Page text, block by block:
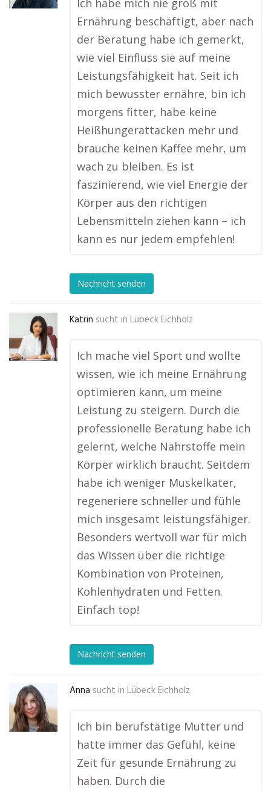
Ich habe mich nie groß mit
Ernährung beschäftigt, aber nach
der Beratung habe ich gemerkt,
wie viel Einfluss sie auf meine
Leistungsfähigkeit hat. Seit ich
mich bewusster ernähre, bin ich
morgens fitter, habe keine
Heißhungerattacken mehr und
brauche keinen Kaffee mehr, um
wach zu bleiben. Es ist
faszinierend, wie viel Energie der
Körper aus den richtigen
Lebensmitteln ziehen kann – ich
kann es nur jedem empfehlen!
Nachricht senden
Katrin sucht in Lübeck Eichholz
Ich mache viel Sport und wollte
wissen, wie ich meine Ernährung
optimieren kann, um meine
Leistung zu steigern. Durch die
professionelle Beratung habe ich
gelernt, welche Nährstoffe mein
Körper wirklich braucht. Seitdem
habe ich weniger Muskelkater,
regeneriere schneller und fühle
mich insgesamt leistungsfähiger.
Besonders wertvoll war für mich
das Wissen über die richtige
Kombination von Proteinen,
Kohlenhydraten und Fetten.
Einfach top!
Nachricht senden
Anna sucht in Lübeck Eichholz
Ich bin berufstätige Mutter und
hatte immer das Gefühl, keine
Zeit für gesunde Ernährung zu
haben. Durch die